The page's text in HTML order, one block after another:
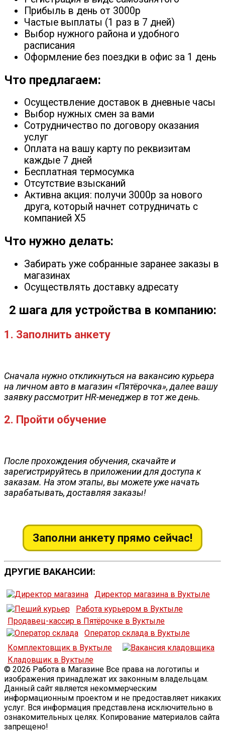
Прибыль в день от 3000р
Частые выплаты (1 раз в 7 дней)
Выбор нужного района и удобного
расписания
Оформление без поездки в офис за 1 день
Что предлагаем:
Осуществление доставок в дневные часы
Выбор нужных смен за вами
Сотрудничество по договору оказания
услуг
Оплата на вашу карту по реквизитам
каждые 7 дней
Бесплатная термосумка
Отсутствие взысканий
Активна акция: получи 3000р за нового
друга, который начнет сотрудничать с
компанией X5
Что нужно делать:
Забирать уже собранные заранее заказы в
магазинах
Осуществлять доставку адресату
2 шага для устройства в компанию:
1. Заполнить анкету
Сначала нужно откликнуться на вакансию курьера
на личном авто в магазин «Пятёрочка», далее вашу
заявку рассмотрит HR-менеджер в тот же день.
2. Пройти обучение
После прохождения обучения, скачайте и
зарегистрируйтесь в приложении для доступа к
заказам. На этом этапы, вы можете уже начать
зарабатывать, доставляя заказы!
Заполни анкету прямо сейчас!
ДРУГИЕ ВАКАНСИИ:
Директор магазина в Вуктыле
Работа курьером в Вуктыле
Продавец-кассир в Пятёрочке в Вуктыле
Оператор склада в Вуктыле
Комплектовщик в Вуктыле
Кладовщик в Вуктыле
© 2026 Работа в Магазине Все права на логотипы и
изображения принадлежат их законным владельцам.
Данный сайт является некоммерческим
информационным проектом и не предоставляет никаких
услуг. Вся информация представлена исключительно в
ознакомительных целях. Копирование материалов сайта
запрещено!